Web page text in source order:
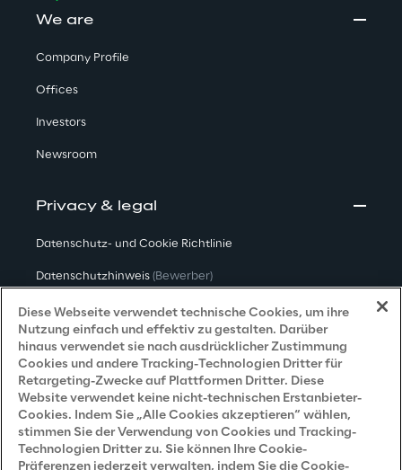
We are
Company Profile
Offices
Investors
Newsroom
Privacy & legal
Datenschutz- und Cookie Richtlinie
Datenschutzhinweis (Bewerber)
Datenschutzhinweis(Kunden)
Datenschutzhinweis (Dienstleister)
Datenschutzhinweis (Marketing)
Accessibility Statement
Diese Webseite verwendet technische Cookies, um ihre
Nutzung einfach und effektiv zu gestalten. Darüber
hinaus verwendet sie nach ausdrücklicher Zustimmung
Cookies und andere Tracking-Technologien Dritter für
Retargeting-Zwecke auf Plattformen Dritter. Diese
Website verwendet keine nicht-technischen Erstanbieter-
Cookies. Indem Sie „Alle Cookies akzeptieren“ wählen,
stimmen Sie der Verwendung von Cookies und Tracking-
Technologien Dritter zu. Sie können Ihre Cookie-
Präferenzen jederzeit verwalten, indem Sie die Cookie-